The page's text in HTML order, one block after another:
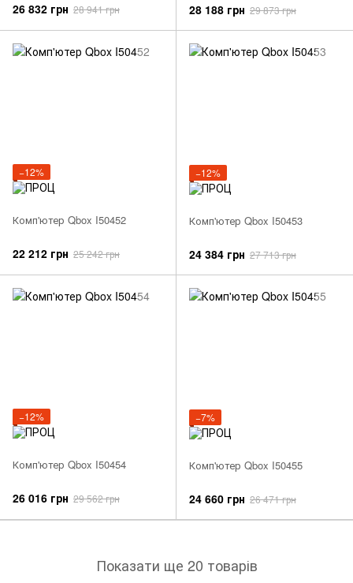
26 832 грн 28 941 грн 28 188 грн 29 873 грн
−12%
Комп'ютер Qbox I50452
22 212 грн 25 242 грн
−12%
Комп'ютер Qbox I50453
24 384 грн 27 713 грн
−12%
Комп'ютер Qbox I50454
26 016 грн 29 562 грн
−7%
Комп'ютер Qbox I50455
24 660 грн 26 471 грн
Показати ще 20 товарів